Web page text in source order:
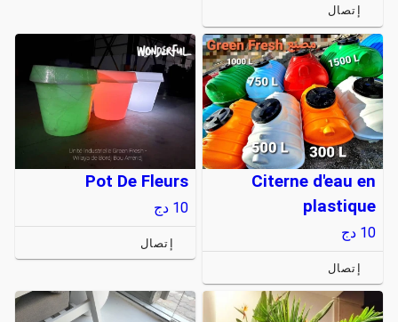
إتصال
Citerne d'eau en
plastique
10 دج
إتصال
Pot De Fleurs
10 دج
إتصال